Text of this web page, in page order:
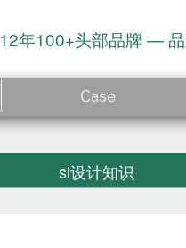
12年100+头部品牌 —
Case
si设计知识